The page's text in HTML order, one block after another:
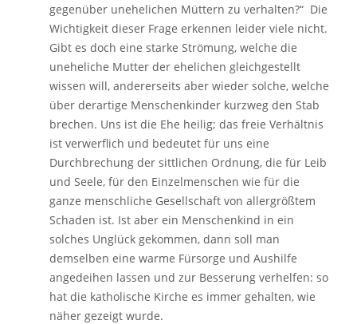
gegenüber unehelichen Müttern zu verhalten?“ Die
Wichtigkeit dieser Frage erkennen leider viele nicht.
Gibt es doch eine starke Strömung, welche die
uneheliche Mutter der ehelichen gleichgestellt
wissen will, andererseits aber wieder solche, welche
über derartige Menschenkinder kurzweg den Stab
brechen. Uns ist die Ehe heilig; das freie Verhältnis
ist verwerflich und bedeutet für uns eine
Durchbrechung der sittlichen Ordnung, die für Leib
und Seele, für den Einzelmenschen wie für die
ganze menschliche Gesellschaft von allergrößtem
Schaden ist. Ist aber ein Menschenkind in ein
solches Unglück gekommen, dann soll man
demselben eine warme Fürsorge und Aushilfe
angedeihen lassen und zur Besserung verhelfen: so
hat die katholische Kirche es immer gehalten, wie
näher gezeigt wurde.